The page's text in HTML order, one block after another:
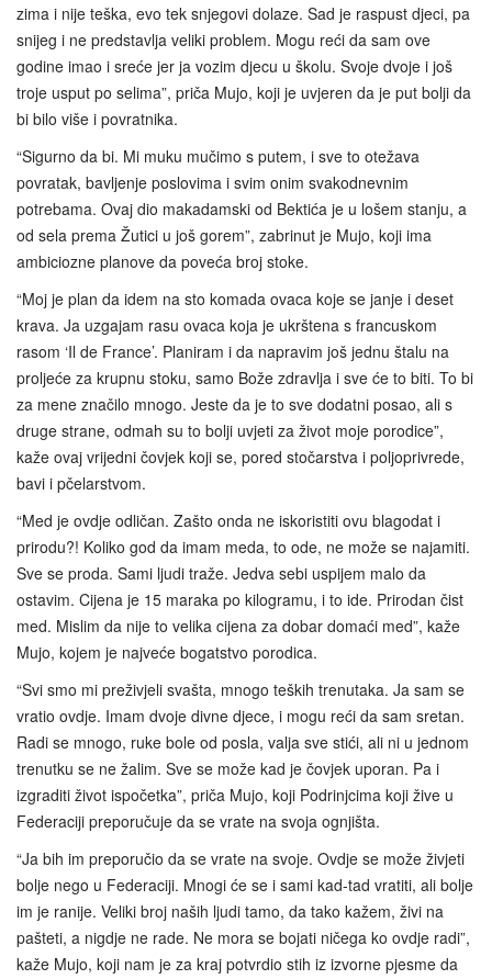
zima i nije teška, evo tek snjegovi dolaze. Sad je raspust djeci, pa
snijeg i ne predstavlja veliki problem. Mogu reći da sam ove
godine imao i sreće jer ja vozim djecu u školu. Svoje dvoje i još
troje usput po selima”, priča Mujo, koji je uvjeren da je put bolji da
bi bilo više i povratnika.
“Sigurno da bi. Mi muku mučimo s putem, i sve to otežava
povratak, bavljenje poslovima i svim onim svakodnevnim
potrebama. Ovaj dio makadamski od Bektića je u lošem stanju, a
od sela prema Žutici u još gorem”, zabrinut je Mujo, koji ima
ambiciozne planove da poveća broj stoke.
“Moj je plan da idem na sto komada ovaca koje se janje i deset
krava. Ja uzgajam rasu ovaca koja je ukrštena s francuskom
rasom ‘Il de France’. Planiram i da napravim još jednu štalu na
proljeće za krupnu stoku, samo Bože zdravlja i sve će to biti. To bi
za mene značilo mnogo. Jeste da je to sve dodatni posao, ali s
druge strane, odmah su to bolji uvjeti za život moje porodice”,
kaže ovaj vrijedni čovjek koji se, pored stočarstva i poljoprivrede,
bavi i pčelarstvom.
“Med je ovdje odličan. Zašto onda ne iskoristiti ovu blagodat i
prirodu?! Koliko god da imam meda, to ode, ne može se najamiti.
Sve se proda. Sami ljudi traže. Jedva sebi uspijem malo da
ostavim. Cijena je 15 maraka po kilogramu, i to ide. Prirodan čist
med. Mislim da nije to velika cijena za dobar domaći med”, kaže
Mujo, kojem je najveće bogatstvo porodica.
“Svi smo mi preživjeli svašta, mnogo teških trenutaka. Ja sam se
vratio ovdje. Imam dvoje divne djece, i mogu reći da sam sretan.
Radi se mnogo, ruke bole od posla, valja sve stići, ali ni u jednom
trenutku se ne žalim. Sve se može kad je čovjek uporan. Pa i
izgraditi život ispočetka”, priča Mujo, koji Podrinjcima koji žive u
Federaciji preporučuje da se vrate na svoja ognjišta.
“Ja bih im preporučio da se vrate na svoje. Ovdje se može živjeti
bolje nego u Federaciji. Mnogi će se i sami kad‑tad vratiti, ali bolje
im je ranije. Veliki broj naših ljudi tamo, da tako kažem, živi na
pašteti, a nigdje ne rade. Ne mora se bojati ničega ko ovdje radi”,
kaže Mujo, koji nam je za kraj potvrdio stih iz izvorne pjesme da